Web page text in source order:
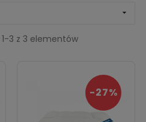

3 z 3 elementów
-27%